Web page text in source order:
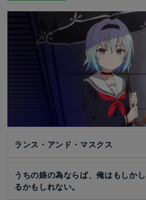
ランス・アンド・マスクス
うちの娘の為ならば、俺はもしか
るかもしれない。